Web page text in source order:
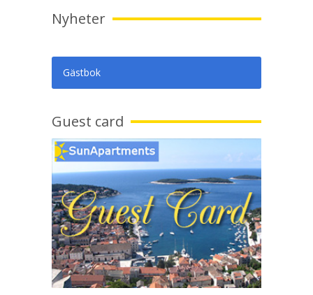
Nyheter
Gästbok
Guest card